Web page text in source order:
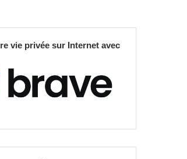
vie privée sur Internet avec